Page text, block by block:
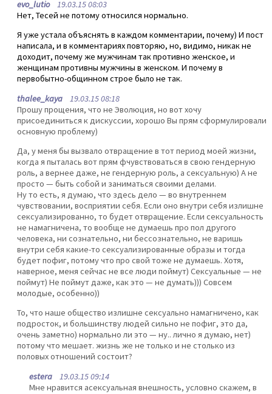
evo_lutio19.03.15 08:03
Нет, Тесей не потому относился нормально.
Я уже устала объяснять в каждом комментарии, почему) И пост
написала, и в комментариях повторяю, но, видимо, никак не
доходит, почему же мужчинам так противно женское, и
женщинам противны мужчины в женском. И почему в
первобытно-общинном строе было не так.
thalee_kaya 19.03.15 08:18
Прошу прощения, что не Эволюция, но вот хочу
присоединиться к дискуссии, хорошо Вы прям сформулировали
основную проблему)
Да, у меня бы вызвало отвращение в тот период моей жизни,
когда я пыталась вот прям фчувствоваться в свою гендерную
роль, а вернее даже, не гендерную роль, а сексуальную) А не
просто — быть собой и заниматься своими делами.
Ну то есть, я думаю, что здесь дело — во внутреннем
чувствовании, восприятии себя. Если оно внутри себя излишне
сексуализированно, то будет отвращение. Если сексуальность
не намагничена, то вообще не думаешь про пол другого
человека, ни сознательно, ни бессознательно, не варишь
внутри себя какие-то сексуализированные образы и тогда
будет пофиг, потому что про свой тоже не думаешь. Хотя,
наверное, меня сейчас не все люди поймут) Сексуальные — не
поймут) Не поймут даже, как это — не думать))) Совсем
молодые, особенно))
То, что наше общество излишне сексуально намагничено, как
подросток, и большинству людей сильно не пофиг, это да,
очень заметно) нормально ли это — ну.. лично я думаю, нет)
потому что мешает. жизнь же не только и не столько из
половых отношений состоит?
estera 19.03.15 09:14
Мне нравится асексуальная внешность, условно скажем, в